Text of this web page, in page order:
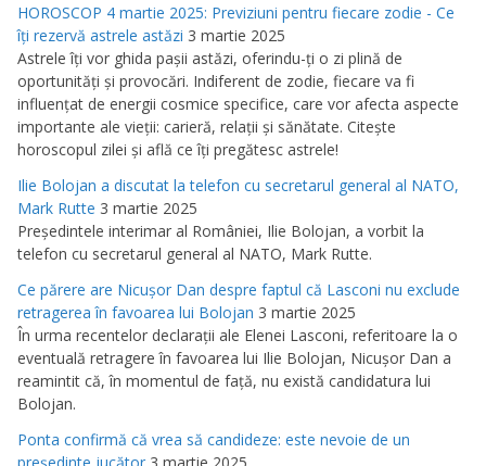
HOROSCOP 4 martie 2025: Previziuni pentru fiecare zodie - Ce
îţi rezervă astrele astăzi 3 martie 2025
Astrele îţi vor ghida paşii astăzi, oferindu-ţi o zi plină de
oportunităţi şi provocări. Indiferent de zodie, fiecare va fi
influenţat de energii cosmice specifice, care vor afecta aspecte
importante ale vieţii: carieră, relaţii şi sănătate. Citeşte
horoscopul zilei şi află ce îţi pregătesc astrele!
Ilie Bolojan a discutat la telefon cu secretarul general al NATO,
Mark Rutte 3 martie 2025
Preşedintele interimar al României, Ilie Bolojan, a vorbit la
telefon cu secretarul general al NATO, Mark Rutte.
Ce părere are Nicuşor Dan despre faptul că Lasconi nu exclude
retragerea în favoarea lui Bolojan 3 martie 2025
În urma recentelor declaraţii ale Elenei Lasconi, referitoare la o
eventuală retragere în favoarea lui Ilie Bolojan, Nicuşor Dan a
reamintit că, în momentul de faţă, nu există candidatura lui
Bolojan.
Ponta confirmă că vrea să candideze: este nevoie de un